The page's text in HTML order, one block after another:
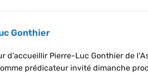
Gonthier
d’accueillir Pierre-Luc Gonthier de
prédicateur invité dimanche